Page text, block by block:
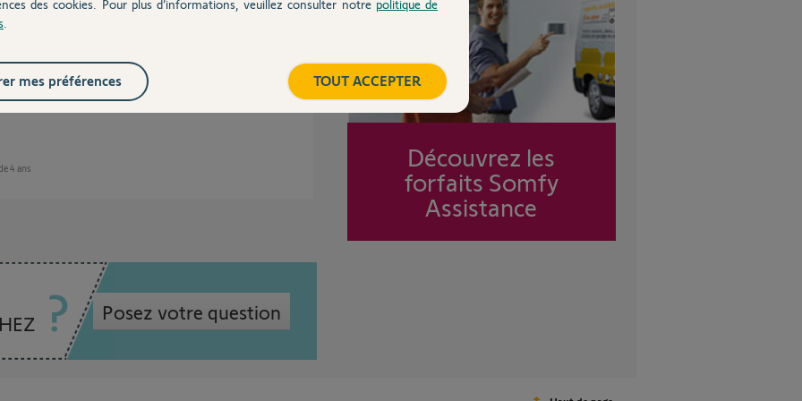
4 ans
Posez votre question
Découvrez les
forfaits Somfy
Assistance
des cookies. Pour plus d’informations, veuillez consulter notre politique de
TOUT ACCEPTER
mes préférences